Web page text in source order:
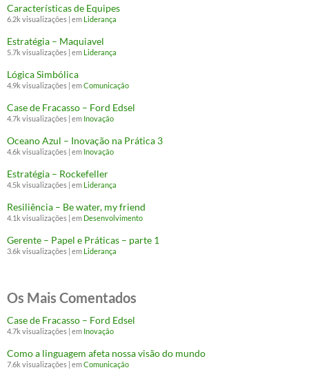
Características de Equipes
6.2k visualizações | em Liderança
Estratégia – Maquiavel
5.7k visualizações | em Liderança
Lógica Simbólica
4.9k visualizações | emComunicação
Case de Fracasso – Ford Edsel
4.7k visualizações | em Inovação
Oceano Azul – Inovação na Prática 3
4.6k visualizações | em Inovação
Estratégia – Rockefeller
4.5k visualizações | em Liderança
Resiliência – Be water, my friend
4.1k visualizações | em Desenvolvimento
Gerente – Papel e Práticas – parte 1
3.6k visualizações | em Liderança
Os Mais Comentados
Case de Fracasso – Ford Edsel
4.7k visualizações | em Inovação
Como a linguagem afeta nossa visão do mundo
7.6k visualizações | emComunicação